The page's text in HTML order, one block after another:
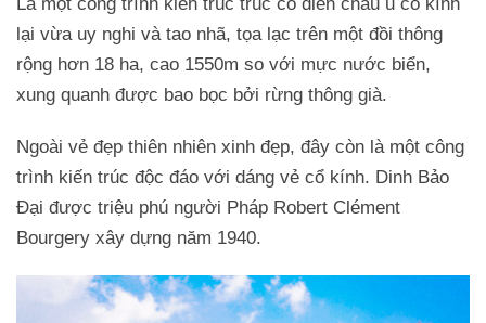
lại vừa uy nghi và tao nhã, tọa lạc trên một đồi thông
rộng hơn 18 ha, cao 1550m so với mực nước biển,
xung quanh được bao bọc bởi rừng thông già.
Ngoài vẻ đẹp thiên nhiên xinh đẹp, đây còn là một công
trình kiến trúc độc đáo với dáng vẻ cổ kính. Dinh Bảo
Đại được triệu phú người Pháp Robert Clément
Bourgery xây dựng năm 1940.